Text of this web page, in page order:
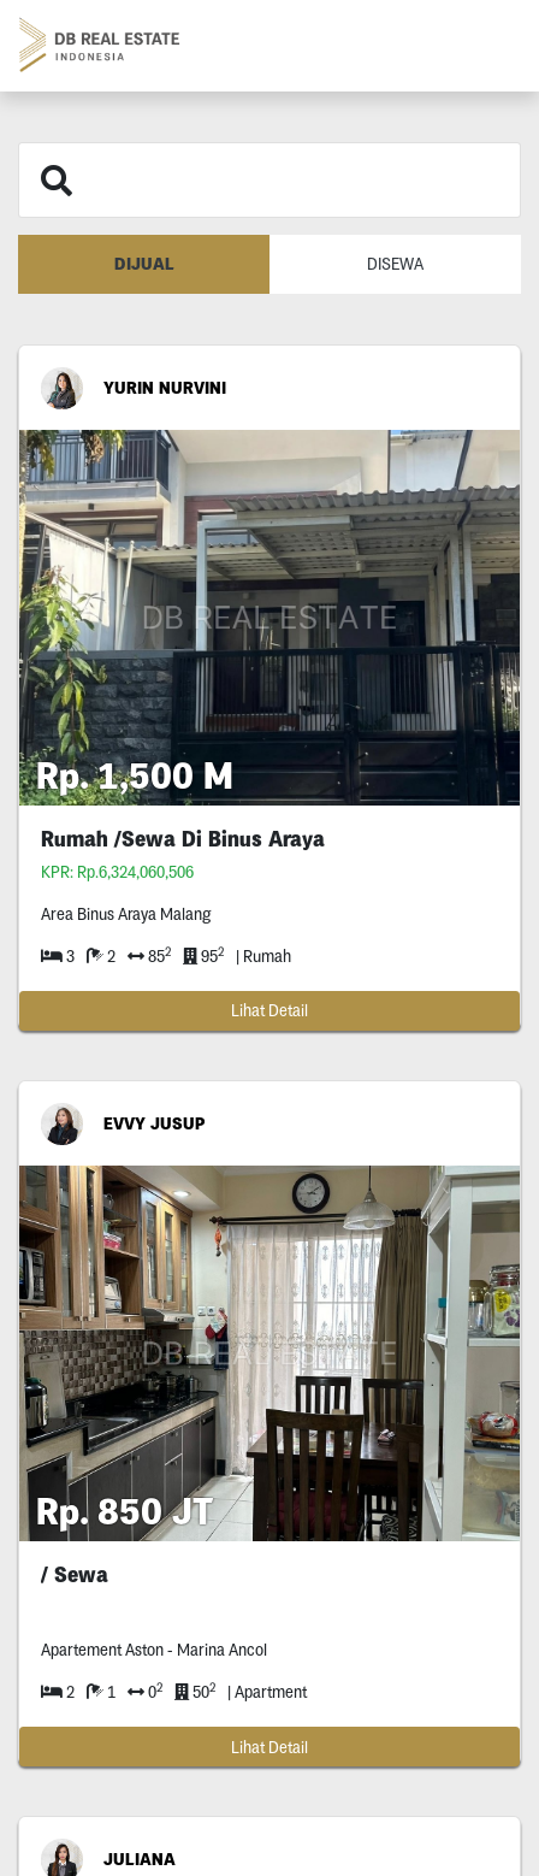
DIJUAL DISEWA
YURIN NURVINI
Rp. 1,500 M
Rumah /Sewa Di Binus Araya
KPR: Rp.6,324,060,506
Area Binus Araya Malang
3 2 852 952 | Rumah
Lihat Detail
EVVY JUSUP
Rp. 850 JT
/ Sewa
Apartement Aston - Marina Ancol
2 1 02 502 | Apartment
Lihat Detail
JULIANA